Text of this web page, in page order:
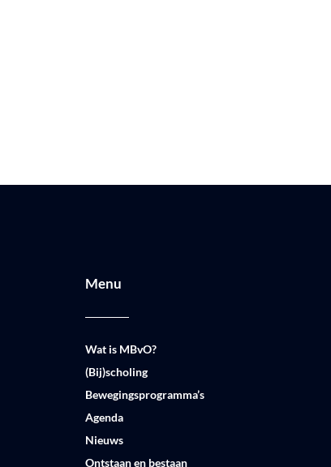
Menu
Wat is MBvO?
(Bij)scholing
Bewegingsprogramma’s
Agenda
Nieuws
Ontstaan en bestaan